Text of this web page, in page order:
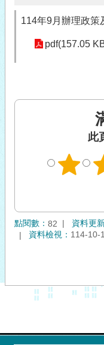
114年9月辦理政策
pdf(157.05
此
點閱數： 82 資料更新
資料檢視： 114-10-